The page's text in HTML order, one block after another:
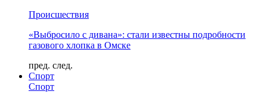
Происшествия
«Выбросило с дивана»: стали известны подробности
газового хлопка в Омске
пред. след.
Спорт
Спорт